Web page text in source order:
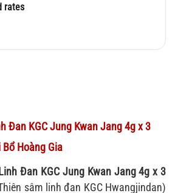
rates
Đan KGC Jung Kwan Jang 4g x 3
Hoàng Gia
Đan KGC Jung Kwan Jang 4g x 3
sâm linh đan KGC Hwangjindan)